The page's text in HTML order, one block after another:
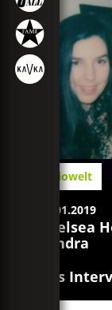
Radiowelt
17.01.2019
Chelsea
Sandra
Das